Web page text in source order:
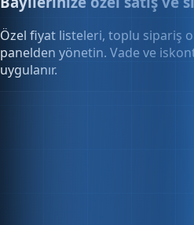
Özel fiyat listeleri, toplu sipariş
panelden yönetin. Vade ve
uygulanır.
Bayi paneli